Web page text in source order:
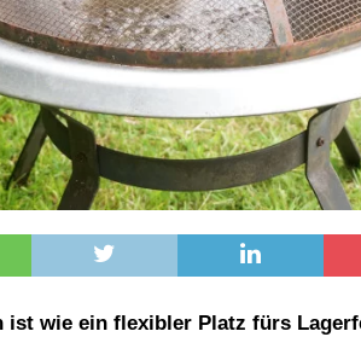
ist wie ein flexibler Platz fürs